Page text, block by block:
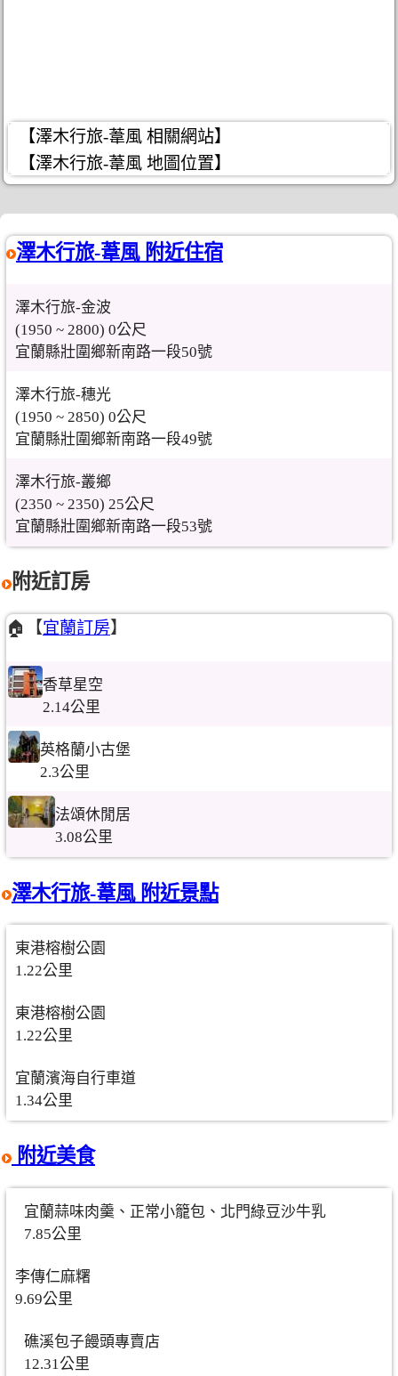
【澤木行旅-葦風 相關網站】
【澤木行旅-葦風 地圖位置】
澤木行旅-葦風 附近住宿
澤木行旅-金波
(1950 ~ 2800) 0公尺
宜蘭縣壯圍鄉新南路一段50號
澤木行旅-穗光
(1950 ~ 2850) 0公尺
宜蘭縣壯圍鄉新南路一段49號
澤木行旅-叢鄉
(2350 ~ 2350) 25公尺
宜蘭縣壯圍鄉新南路一段53號
附近訂房
🏠【宜蘭訂房】
香草星空
2.14公里
英格蘭小古堡
2.3公里
法頌休閒居
3.08公里
澤木行旅-葦風 附近景點
東港榕樹公園
1.22公里
東港榕樹公園
1.22公里
宜蘭濱海自行車道
1.34公里
附近美食
宜蘭蒜味肉羹、正常小籠包、北門綠豆沙牛乳
7.85公里
李傳仁麻糬
9.69公里
礁溪包子饅頭專賣店
12.31公里